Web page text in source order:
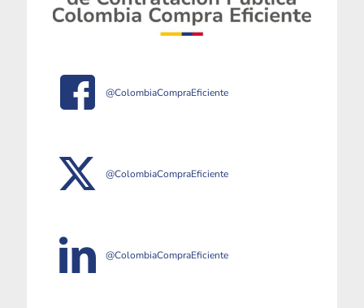
@ColombiaCompraEficiente
@ColombiaCompraEficiente
@ColombiaCompraEficiente